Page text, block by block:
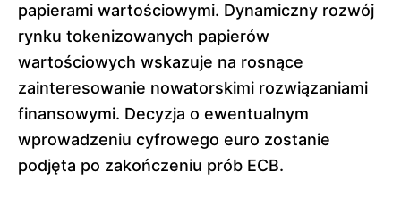
papierami wartościowymi. Dynamiczny rozwój
rynku tokenizowanych papierów
wartościowych wskazuje na rosnące
zainteresowanie nowatorskimi rozwiązaniami
finansowymi. Decyzja o ewentualnym
wprowadzeniu cyfrowego euro zostanie
podjęta po zakończeniu prób ECB.